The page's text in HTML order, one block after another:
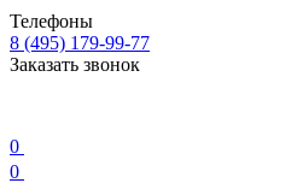
Телефоны
8 (495) 179-99-77
Заказать звонок
0
0